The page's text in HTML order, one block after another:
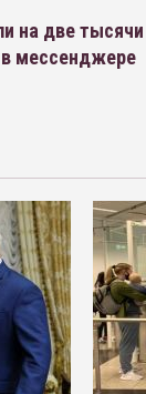
на две тысячи
в мессенджере